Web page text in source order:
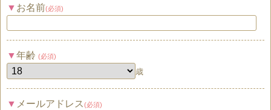
お名前(必須)
年齢 (必須)
歳
メールアドレス (必須)